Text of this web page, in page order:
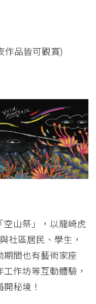
作品皆可觀賞)
山祭」，以龍崎虎
社區居民、學生，
期間也有藝術家座
作坊等互動體驗，
秘境！